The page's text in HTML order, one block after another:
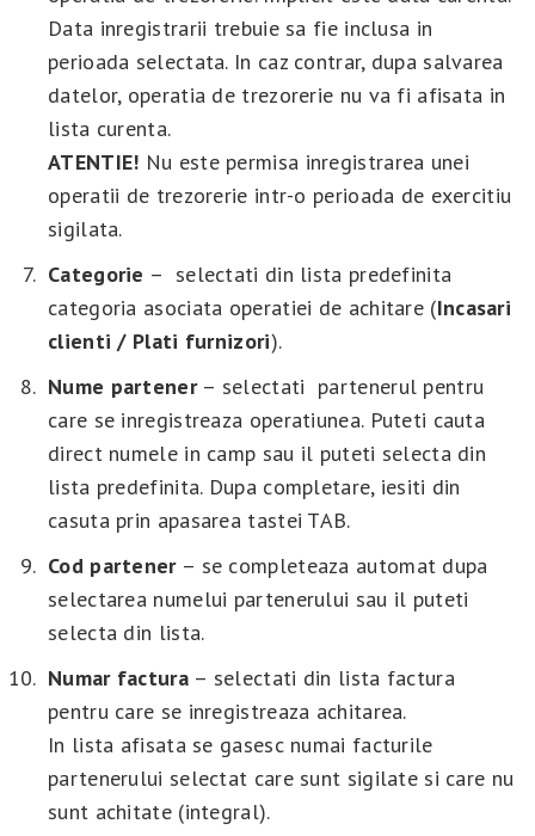
Data inregistrarii trebuie sa fie inclusa in
perioada selectata. In caz contrar, dupa salvarea
datelor, operatia de trezorerie nu va fi afisata in
lista curenta.
ATENTIE! Nu este permisa inregistrarea unei
operatii de trezorerie intr-o perioada de exercitiu
sigilata.
Categorie – selectati din lista predefinita
categoria asociata operatiei de achitare (Incasari
clienti / Plati furnizori).
Nume partener– selectati partenerul pentru
care se inregistreaza operatiunea. Puteti cauta
direct numele in camp sau il puteti selecta din
lista predefinita. Dupa completare, iesiti din
casuta prin apasarea tastei TAB.
Cod partener– se completeaza automat dupa
selectarea numelui partenerului sau il puteti
selecta din lista.
Numar factura– selectati din lista factura
pentru care se inregistreaza achitarea.
In lista afisata se gasesc numai facturile
partenerului selectat care sunt sigilate si care nu
sunt achitate (integral).